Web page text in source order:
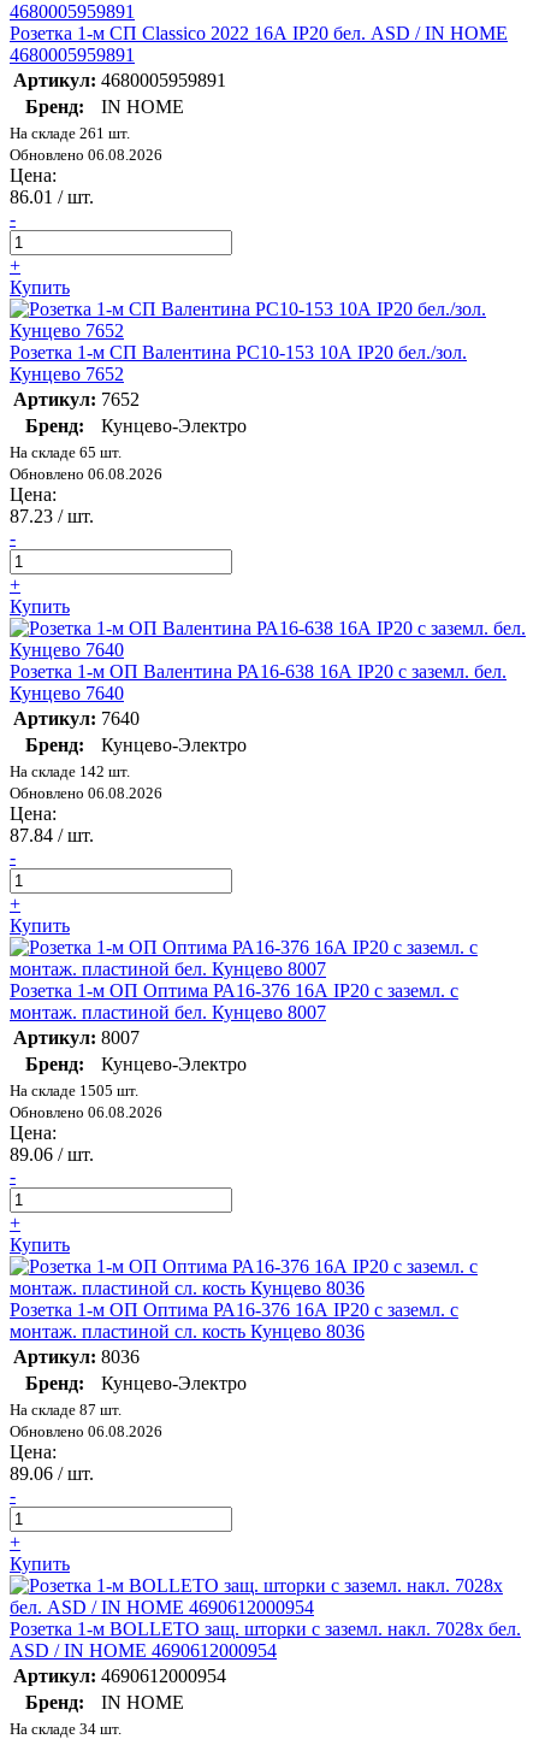
Розетка 1-м СП Classico 2022 16А IP20 бел. ASD / IN HOME
4680005959891
Артикул: 4680005959891
Бренд:
IN HOME
На складе 261 шт.
Обновлено 06.08.2026
Цена:
86.01 / шт.
-
+
Купить
Розетка 1-м СП Валентина РС10-153 10А IP20 бел./зол.
Кунцево 7652
Артикул: 7652
Бренд:
Кунцево-Электро
На складе 65 шт.
Обновлено 06.08.2026
Цена:
87.23 / шт.
-
+
Купить
Розетка 1-м ОП Валентина РА16-638 16А IP20 с заземл. бел.
Кунцево 7640
Артикул: 7640
Бренд:
Кунцево-Электро
На складе 142 шт.
Обновлено 06.08.2026
Цена:
87.84 / шт.
-
+
Купить
Розетка 1-м ОП Оптима РА16-376 16А IP20 с заземл. с
монтаж. пластиной бел. Кунцево 8007
Артикул: 8007
Бренд:
Кунцево-Электро
На складе 1505 шт.
Обновлено 06.08.2026
Цена:
89.06 / шт.
-
+
Купить
Розетка 1-м ОП Оптима РА16-376 16А IP20 с заземл. с
монтаж. пластиной сл. кость Кунцево 8036
Артикул: 8036
Бренд:
Кунцево-Электро
На складе 87 шт.
Обновлено 06.08.2026
Цена:
89.06 / шт.
-
+
Купить
Розетка 1-м BOLLETO защ. шторки с заземл. накл. 7028х бел.
ASD / IN HOME 4690612000954
Артикул: 4690612000954
Бренд:
IN HOME
На складе 34 шт.